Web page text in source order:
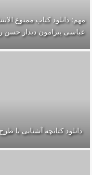
مهم: دانلود کتاب ممنوع
عباسی پیرامون دیدار حسن
دانلود کتابچه آشنایی با